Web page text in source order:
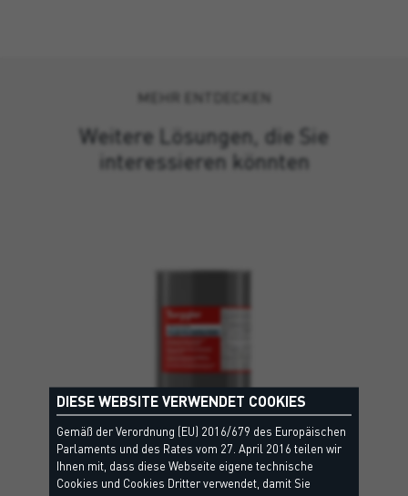
MEHR ENTDECKEN
Weitere Lösungen, die Sie
interessieren könnten
DIESE WEBSITE VERWENDET COOKIES
Gemäß der Verordnung (EU) 2016/679 des Europäischen
Parlaments und des Rates vom 27. April 2016 teilen wir
Ihnen mit, dass diese Webseite eigene technische
Cookies und Cookies Dritter verwendet, damit Sie